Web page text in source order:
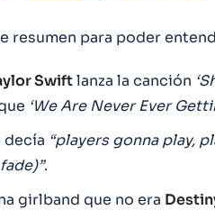
resumen para poder
Swiftlanza la canción
‘We Are Never Ever
decía “players gonna play,
.
girlband que no era